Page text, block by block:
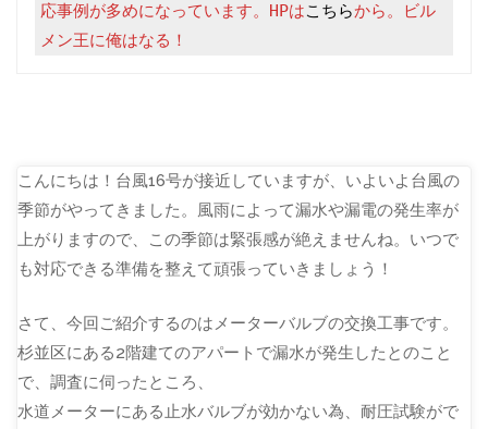
応事例が多めになっています。HPはこちらから。ビル
メン王に俺はなる！
こんにちは！台風16号が接近していますが、いよいよ台風の
季節がやってきました。風雨によって漏水や漏電の発生率が
上がりますので、この季節は緊張感が絶えませんね。いつで
も対応できる準備を整えて頑張っていきましょう！
さて、今回ご紹介するのはメーターバルブの交換工事です。
杉並区にある2階建てのアパートで漏水が発生したとのこと
で、調査に伺ったところ、
水道メーターにある止水バルブが効かない為、耐圧試験がで